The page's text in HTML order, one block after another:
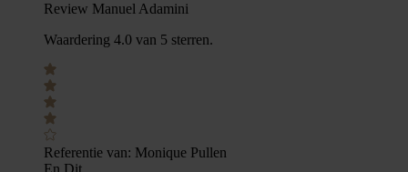
Review Manuel Adamini
Waardering 4.0 van 5 sterren.
Referentie van: Monique Pullen